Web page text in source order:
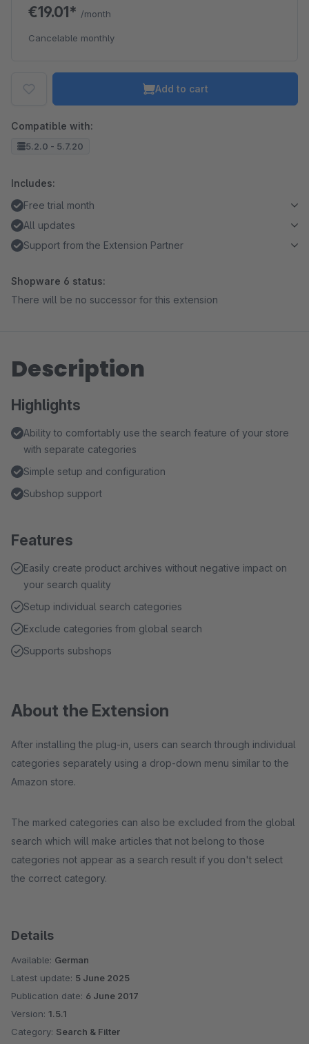
€19.01* /month
Cancelable monthly
Add to cart
Compatible with:
5.2.0 - 5.7.20
Includes:
Free trial month
All updates
Support from the Extension Partner
Shopware 6 status:
There will be no successor for this extension
Description
Highlights
Ability to comfortably use the search feature of your store
with separate categories
Simple setup and configuration
Subshop support
Features
Easily create product archives without negative impact on
your search quality
Setup individual search categories
Exclude categories from global search
Supports subshops
About the Extension
After installing the plug-in, users can search through individual
categories separately using a drop-down menu similar to the
Amazon store.
The marked categories can also be excluded from the global
search which will make articles that not belong to those
categories not appear as a search result if you don't select
the correct category.
Details
Available: German
Latest update: 5 June 2025
Publication date: 6 June 2017
Version: 1.5.1
Category: Search & Filter